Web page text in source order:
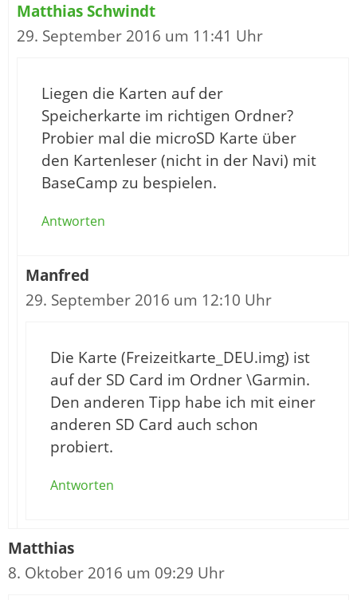
Matthias Schwindt
29. September 2016 um 11:41 Uhr
Liegen die Karten auf der
Speicherkarte im richtigen Ordner?
Probier mal die microSD Karte über
den Kartenleser (nicht in der Navi) mit
BaseCamp zu bespielen.
Antworten
Manfred
29. September 2016 um 12:10 Uhr
Die Karte (Freizeitkarte_DEU.img) ist
auf der SD Card im Ordner \Garmin.
Den anderen Tipp habe ich mit einer
anderen SD Card auch schon
probiert.
Antworten
Matthias
8. Oktober 2016 um 09:29 Uhr